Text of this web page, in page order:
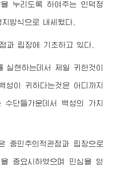
누리도록 하여주는 인덕정
방식으로 내세웠다.
과 립장에 기초하고 있다.
실현하는데서 제일 귀한것이
성이 귀하다는것은 어디까지
수단들가운데서 백성의 가치
중민주의적관점과 립장으로
중요시하였으며 민심을 얻